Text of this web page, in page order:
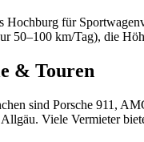
Hochburg für
50–100 km/Tag), die
& Touren
sind Porsche 911,
Viele Vermieter